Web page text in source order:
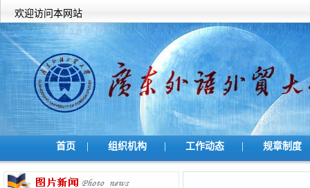
欢迎访问本网站
首页 | 组织机构 | 工作动态 | 规章制度